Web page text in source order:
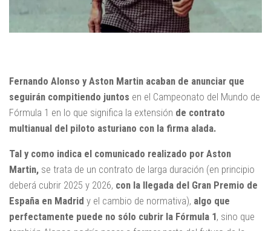
Fernando Alonso y Aston Martin acaban de anunciar que
seguirán compitiendo juntos en el Campeonato del Mundo de
Fórmula 1 en lo que significa la extensión de contrato
multianual del piloto asturiano con la firma alada.
Tal y como indica el comunicado realizado por Aston
Martin, se trata de un contrato de larga duración (en principio
deberá cubrir 2025 y 2026, con la llegada del Gran Premio de
España en Madrid y el cambio de normativa), algo que
perfectamente puede no sólo cubrir la Fórmula 1, sino que